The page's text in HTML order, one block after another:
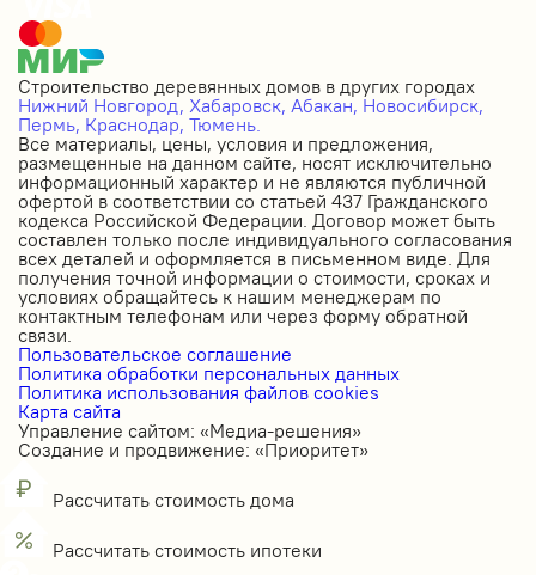
Строительство деревянных домов в других городах
Нижний Новгород, Хабаровск, Абакан, Новосибирск,
Пермь, Краснодар, Тюмень.
Все материалы, цены, условия и предложения,
размещенные на данном сайте, носят исключительно
информационный характер и не являются публичной
офертой в соответствии со статьей 437 Гражданского
кодекса Российской Федерации. Договор может быть
составлен только после индивидуального согласования
всех деталей и оформляется в письменном виде. Для
получения точной информации о стоимости, сроках и
условиях обращайтесь к нашим менеджерам по
контактным телефонам или через форму обратной
связи.
Пользовательское соглашение
Политика обработки персональных данных
Политика использования файлов cookies
Карта сайта
Управление сайтом: «Медиа-решения»
Создание и продвижение: «Приоритет»
Рассчитать стоимость дома
Рассчитать стоимость ипотеки